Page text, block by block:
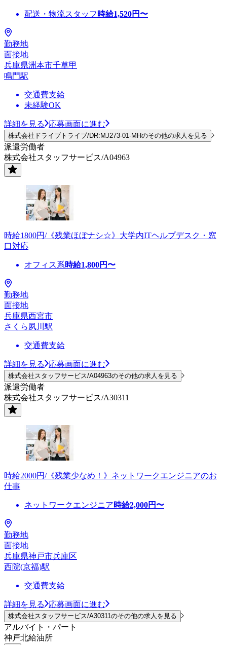
配送・物流スタッフ 時給1,520円〜
勤務地
面接地
兵庫県洲本市千草甲
鳴門駅
交通費支給
未経験OK
詳細を見る 応募画面に進む
株式会社ドライブトライブ/DR:MJ273-01-MHのその他の求人を見る
派遣労働者
株式会社スタッフサービス/A04963
時給1800円/《残業ほぼナシ☆》大学内ITヘルプデスク・窓
口対応
オフィス系時給1,800円〜
勤務地
面接地
兵庫県西宮市
さくら夙川駅
交通費支給
詳細を見る 応募画面に進む
株式会社スタッフサービス/A04963のその他の求人を見る
派遣労働者
株式会社スタッフサービス/A30311
時給2000円/《残業少なめ！》ネットワークエンジニアのお
仕事
ネットワークエンジニア時給2,000円〜
勤務地
面接地
兵庫県神戸市兵庫区
西院(京福)駅
交通費支給
詳細を見る 応募画面に進む
株式会社スタッフサービス/A30311のその他の求人を見る
アルバイト・パート
神戸北給油所